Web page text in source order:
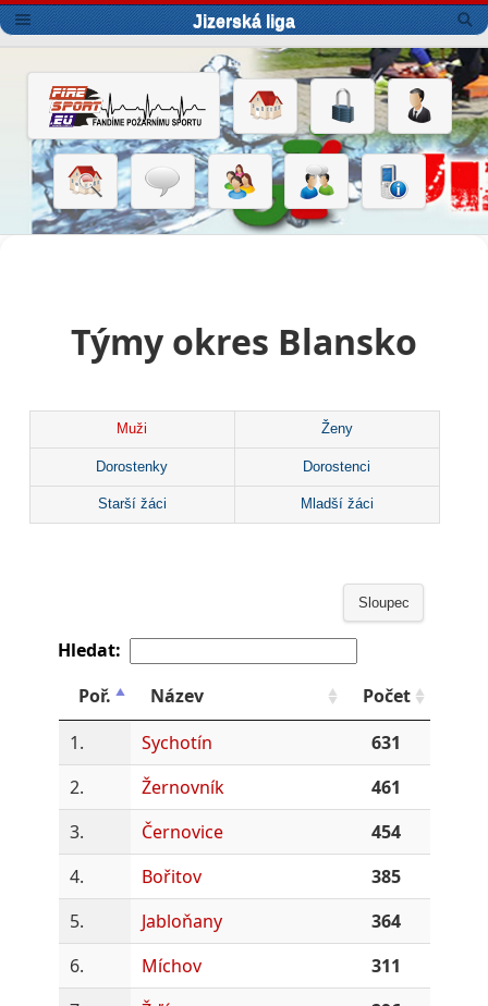
Jizerská liga
Týmy okres Blansko
Muži Ženy
Dorostenky Dorostenci
Starší žáci Mladší žáci
Sloupec
Hledat:
Poř.
Název
Počet
1.
Sychotín
631
2.
Žernovník
461
3.
Černovice
454
4.
Bořitov
385
5.
Jabloňany
364
6.
Míchov
311